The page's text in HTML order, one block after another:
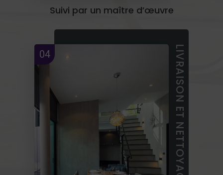
Suivi par un maître d’œuvre
LIVRAISON ET NETTOYAGE
04